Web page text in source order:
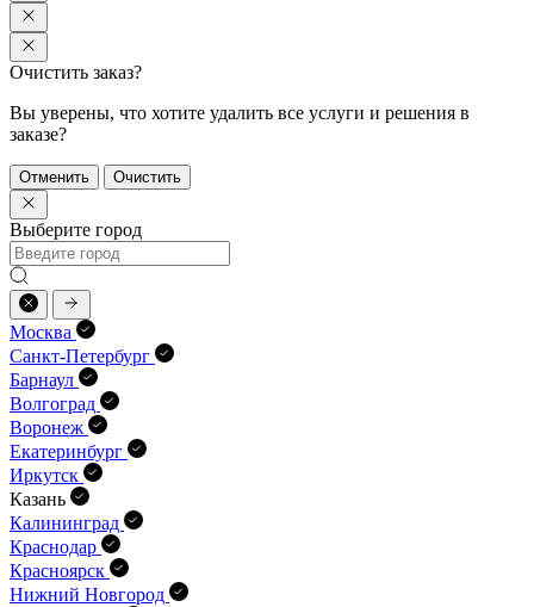
Очистить заказ?
Вы уверены, что хотите удалить все услуги и решения в
заказе?
Отменить Очистить
Выберите город
Москва
Санкт-Петербург
Барнаул
Волгоград
Воронеж
Екатеринбург
Иркутск
Казань
Калининград
Краснодар
Красноярск
Нижний Новгород